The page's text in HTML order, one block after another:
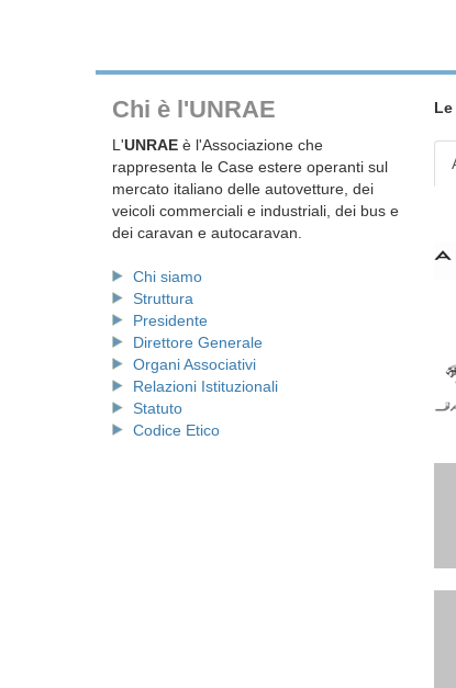
Chi è l'UNRAE
L'UNRAE è l'Associazione che
rappresenta le Case estere operanti sul
mercato italiano delle autovetture, dei
veicoli commerciali e industriali, dei bus e
dei caravan e autocaravan.
Chi siamo
Struttura
Presidente
Direttore Generale
Organi Associativi
Relazioni Istituzionali
Statuto
Codice Etico